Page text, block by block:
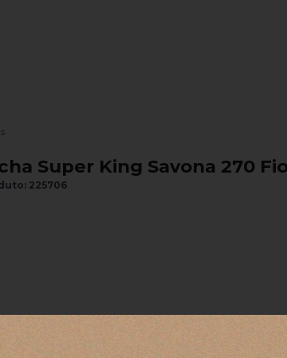
Super King Savona 270
225706